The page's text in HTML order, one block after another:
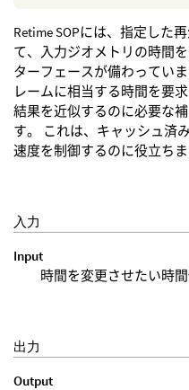
Retime SOPには、指定した
て、入力ジオメトリの時間
ターフェースが備わってい
レームに相当する時間を要
結果を近似するのに必要な
す。 これは、キャッシュ済
速度を制御するのに役立ちま
入力
Input
時間を変更させたい時間
出力
Output